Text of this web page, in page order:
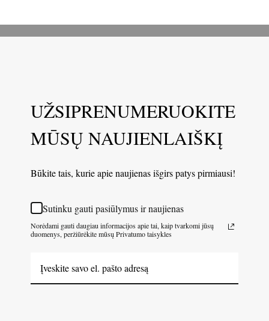
UŽSIPRENUMERUOKITE
MŪSŲ NAUJIENLAIŠKĮ
Būkite tais, kurie apie naujienas išgirs patys pirmiausi!
Sutinku gauti pasiūlymus ir naujienas
Norėdami gauti daugiau informacijos apie tai, kaip tvarkomi jūsų
duomenys, peržiūrėkite mūsų Privatumo taisykles